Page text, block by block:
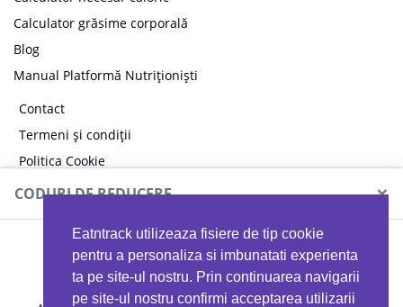
Eatntrack utilizeaza fisiere de tip cookie
pentru a personaliza si imbunatati experienta
ta pe site-ul nostru. Prin continuarea navigarii
pe site-ul nostru confirmi acceptarea utilizarii
Calculator grăsime corporală
Blog
Manual Platformă Nutriționiști
Contact
Termeni și condiții
Politica Cookie
Politica de confidențialitate
CODURI DE REDUCERE ×
MYPROTEIN